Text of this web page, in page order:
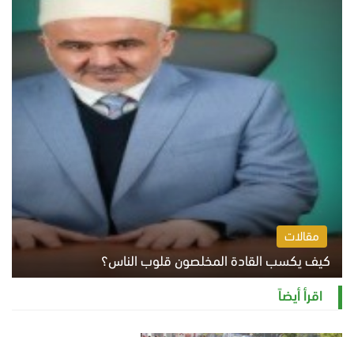
مقالات
كيف يكسب القادة المخلصون قلوب الناس؟
الثلاثاء 4 أغسطس 2026 12:27 م
اقرأ أيضاً